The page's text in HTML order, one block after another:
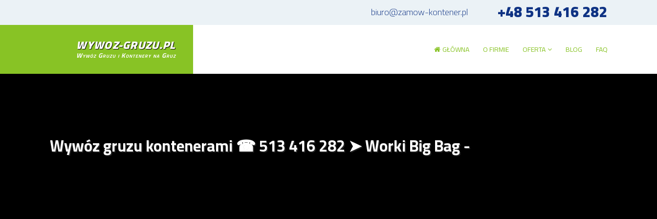
biuro@zamow-kontener.pl +48 513 416 282
WYWOZ-GRUZU.PL
Wywóz Gruzu i Kontenery na Gruz GŁÓWNA O FIRMIE OFERTA BLOG FAQ
Wywóz gruzu kontenerami ☎ 513 416 282 ➤ Worki Big Bag -